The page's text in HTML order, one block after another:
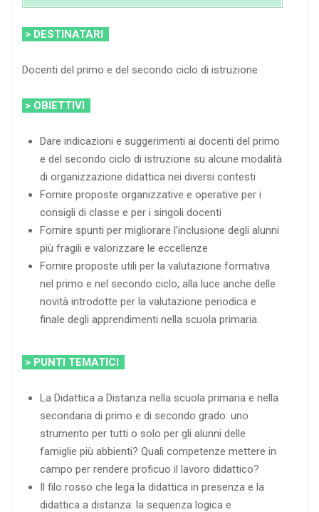
> DESTINATARI
Docenti del primo e del secondo ciclo di istruzione
> OBIETTIVI
Dare indicazioni e suggerimenti ai docenti del primo
e del secondo ciclo di istruzione su alcune modalità
di organizzazione didattica nei diversi contesti
Fornire proposte organizzative e operative per i
consigli di classe e per i singoli docenti
Fornire spunti per migliorare l’inclusione degli alunni
più fragili e valorizzare le eccellenze
Fornire proposte utili per la valutazione formativa
nel primo e nel secondo ciclo, alla luce anche delle
novità introdotte per la valutazione periodica e
finale degli apprendimenti nella scuola primaria.
> PUNTI TEMATICI
La Didattica a Distanza nella scuola primaria e nella
secondaria di primo e di secondo grado: uno
strumento per tutti o solo per gli alunni delle
famiglie più abbienti? Quali competenze mettere in
campo per rendere proficuo il lavoro didattico?
Il filo rosso che lega la didattica in presenza e la
didattica a distanza: la sequenza logica e